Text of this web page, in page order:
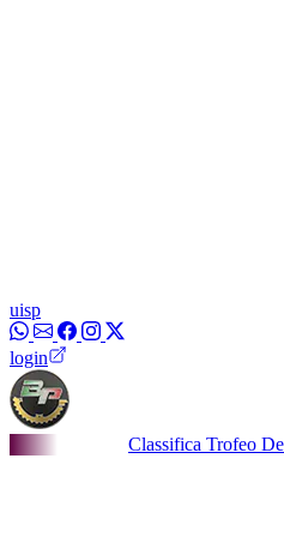
uisp
login
Classifica Trofeo Dei